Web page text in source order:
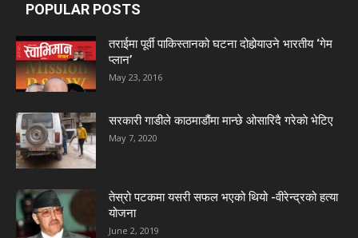
POPULAR POSTS
तराईमा पूर्वी पाकिस्तानको घटना दोहोर्‍याउने भारतीय ‘गेम
प्लान’
May 23, 2016
सरकारी गाडीले काठमाडौंमा मान्छे ओसारिदै गरेकाे भेटिए
May 7, 2020
तेस्रो पटकमा यसरी सफल भएको थियो -वीरेन्द्रको हत्या
योजना
June 2, 2019